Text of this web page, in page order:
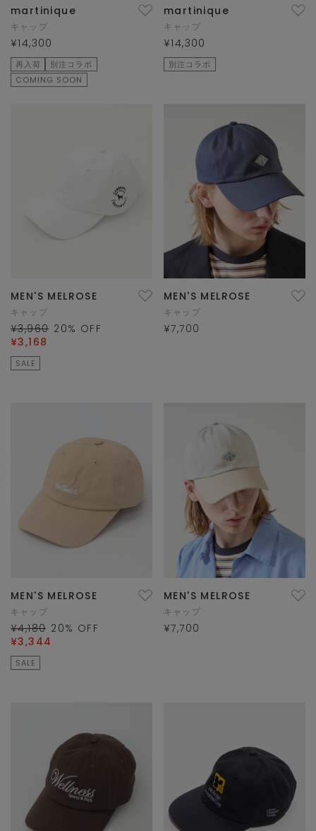
martinique
キャップ
¥14,300
再入荷
別注コラボ
COMING SOON
martinique
キャップ
¥14,300
別注コラボ
MEN'S MELROSE
キャップ
¥3,960 20% OFF
¥3,168
SALE
MEN'S MELROSE
キャップ
¥7,700
MEN'S MELROSE
キャップ
¥4,180 20% OFF
¥3,344
SALE
MEN'S MELROSE
キャップ
¥7,700